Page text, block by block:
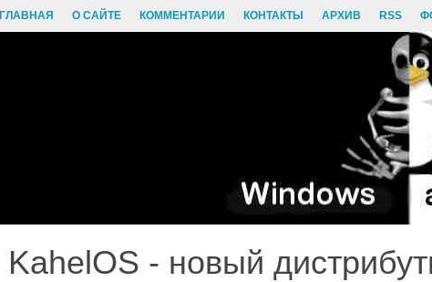
ГЛАВНАЯ О САЙТЕ КОММЕНТАРИИ КОНТАКТЫ АРХИВ RSS
KahelOS - новый